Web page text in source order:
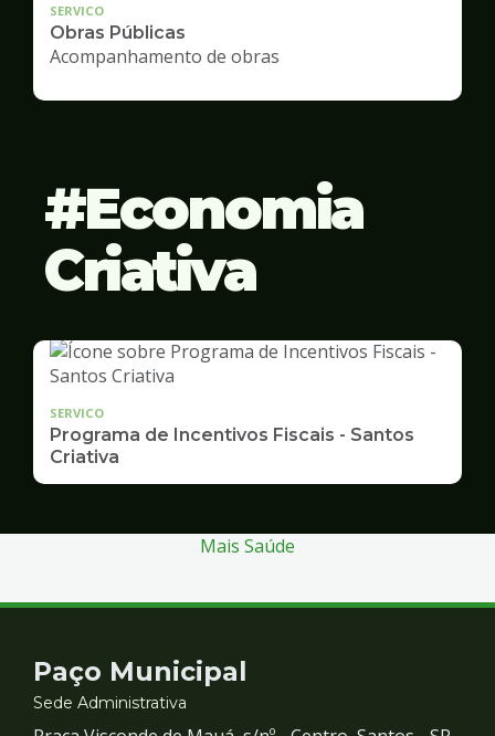
SERVICO
Obras Públicas
Acompanhamento de obras
Economia
Criativa
SERVICO
Programa de Incentivos Fiscais - Santos
Criativa
Mais Saúde
Contato
e
Paço Municipal
Sede Administrativa